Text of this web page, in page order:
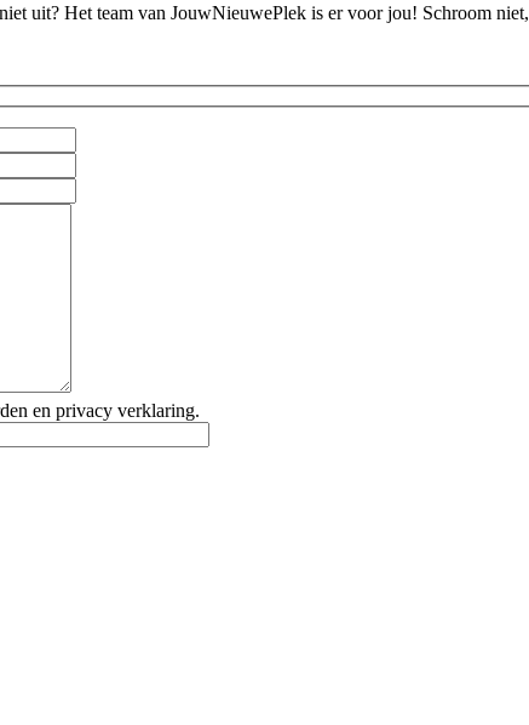
uit? Het team van JouwNieuwePlek is er voor jou! Schroom
en privacy verklaring.